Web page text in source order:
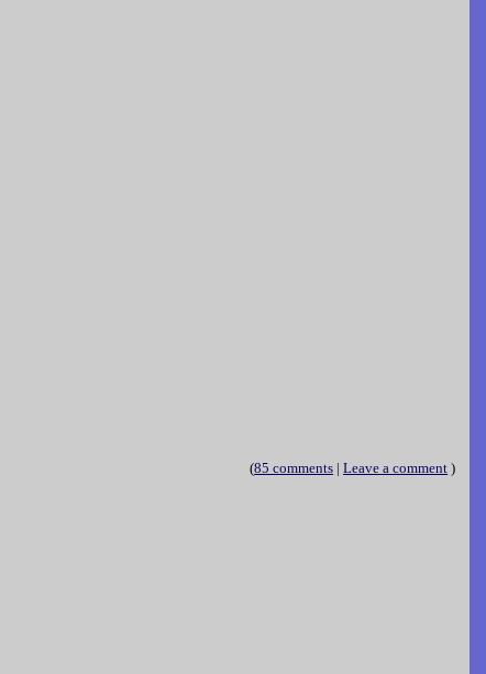
(85 comments |Leave a comment )